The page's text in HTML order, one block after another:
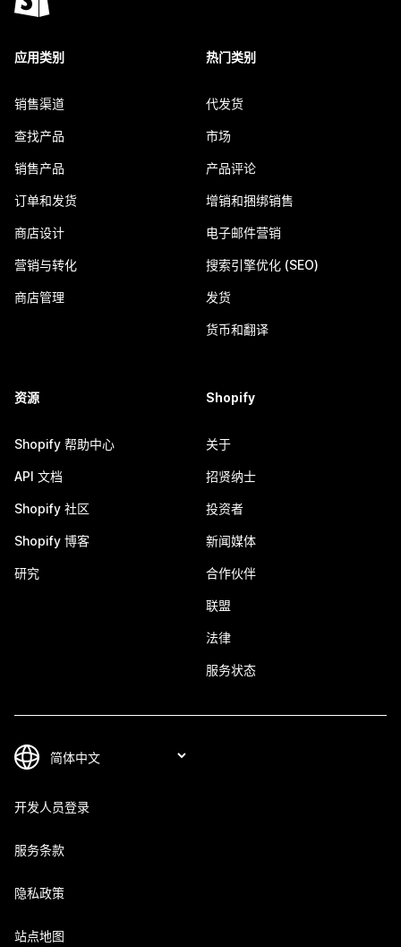
应用类别
销售渠道
查找产品
销售产品
订单和发货
商店设计
营销与转化
商店管理
热门类别
代发货
市场
产品评论
增销和捆绑销售
电子邮件营销
搜索引擎优化 (SEO)
发货
货币和翻译
资源
Shopify 帮助中心
API 文档
Shopify 社区
Shopify 博客
研究
Shopify
关于
招贤纳士
投资者
新闻媒体
合作伙伴
联盟
法律
服务状态
开发人员登录
服务条款
隐私政策
站点地图